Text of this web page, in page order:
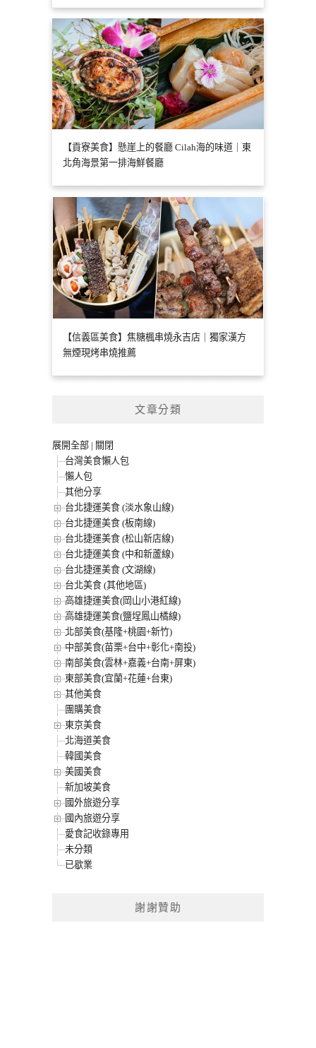
【貢寮美食】懸崖上的餐廳 Cilah海的味道｜東
北角海景第一排海鮮餐廳
【信義區美食】焦糖楓串燒永吉店｜獨家漢方
無煙現烤串燒推薦
文章分類
展開全部 | 關閉
台灣美食懶人包
懶人包
其他分享
台北捷運美食 (淡水象山線)
台北捷運美食 (板南線)
台北捷運美食 (松山新店線)
台北捷運美食 (中和新蘆線)
台北捷運美食 (文湖線)
台北美食 (其他地區)
高雄捷運美食(岡山小港紅線)
高雄捷運美食(鹽埕鳳山橘線)
北部美食(基隆+桃園+新竹)
中部美食(苗栗+台中+彰化+南投)
南部美食(雲林+嘉義+台南+屏東)
東部美食(宜蘭+花蓮+台東)
其他美食
團購美食
東京美食
北海道美食
韓國美食
美國美食
新加坡美食
國外旅遊分享
國內旅遊分享
愛食記收錄專用
未分類
已歇業
謝謝贊助